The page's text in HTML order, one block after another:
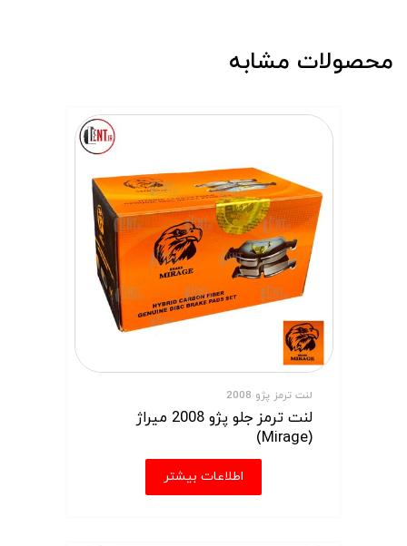
محصولات مشابه
لنت ترمز پژو 2008
لنت ترمز جلو پژو 2008 میراژ
(Mirage)
اطلاعات بیشتر